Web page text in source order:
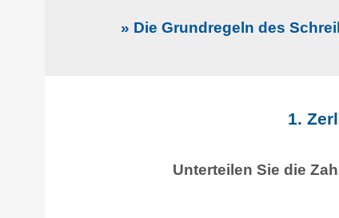
» Die Grundregeln des
1.
Unterteilen Sie die